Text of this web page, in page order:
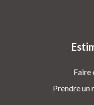
Faire
Prendre un